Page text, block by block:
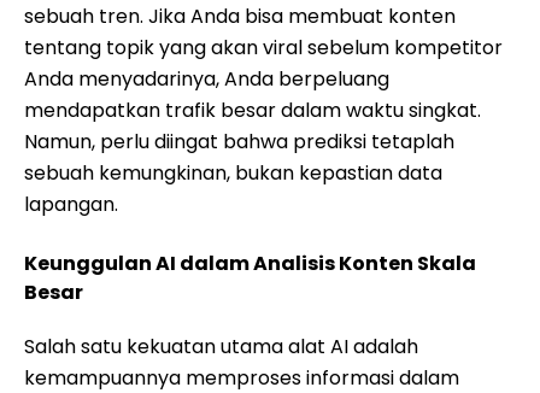
sebuah tren. Jika Anda bisa membuat konten
tentang topik yang akan viral sebelum kompetitor
Anda menyadarinya, Anda berpeluang
mendapatkan trafik besar dalam waktu singkat.
Namun, perlu diingat bahwa prediksi tetaplah
sebuah kemungkinan, bukan kepastian data
lapangan.
Keunggulan AI dalam Analisis Konten Skala
Besar
Salah satu kekuatan utama alat AI adalah
kemampuannya memproses informasi dalam